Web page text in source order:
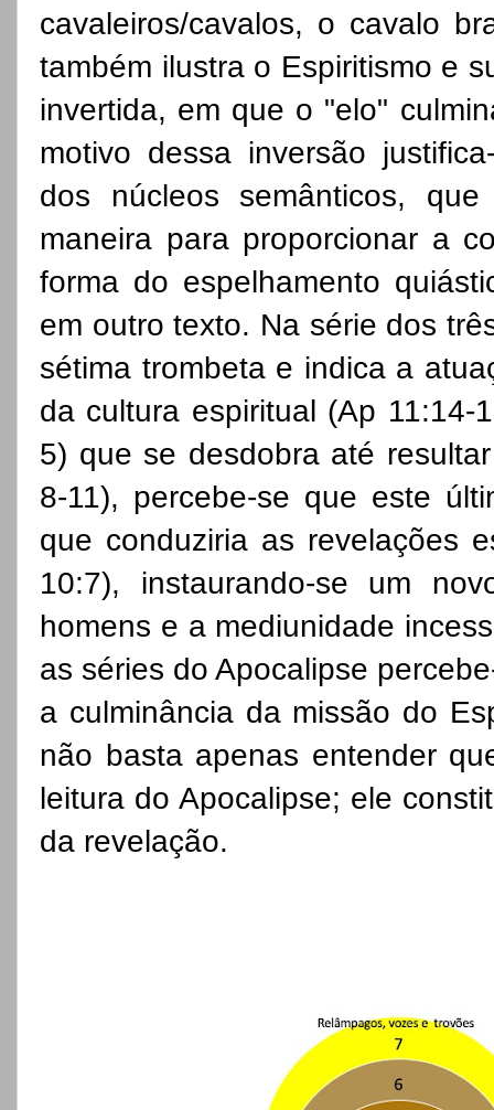
cavaleiros/cavalos, o cavalo
também ilustra o Espiritismo e
invertida, em que o "elo"
motivo dessa inversão
dos núcleos semânticos,
maneira para proporcionar a
forma do espelhamento
em outro texto. Na série dos
sétima trombeta e indica a
da cultura espiritual (Ap
5) que se desdobra até
8-11), percebe-se que este
que conduziria as revelações
10:7), instaurando-se um
homens e a mediunidade
as séries do Apocalipse
a culminância da missão do
não basta apenas entender
leitura do Apocalipse; ele
da revelação.